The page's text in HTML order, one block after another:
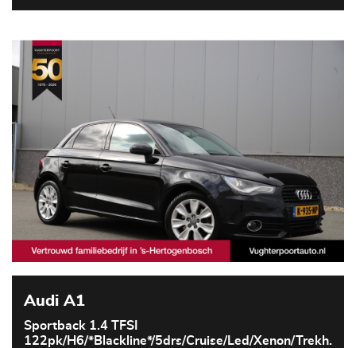
Audi A1
Sportback 1.4 TFSI
122pk/H6/*Blackline*/5drs/Cruise/Led/Xenon/Trekh.